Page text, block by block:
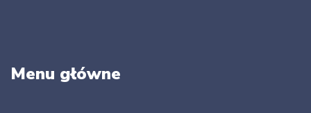
Menu główne